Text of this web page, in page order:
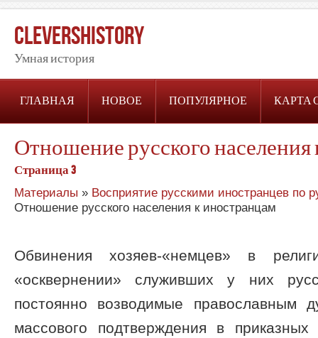
CleversHistory
Умная история
ГЛАВНАЯ НОВОЕ ПОПУЛЯРНОЕ КАРТА
Отношение русского
Страница 3
Материалы » Восприятие русскими иностранцев по
Отношение русского населения к иностранцам
Обвинения хозяев-«немцев» в
«осквернении» служивших у них
постоянно возводимые православным
массового подтверждения в